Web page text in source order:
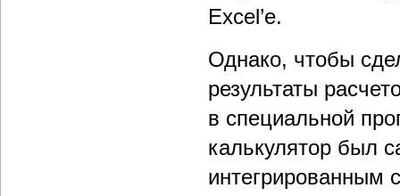
Excel’е.
Однако, чтобы
результаты
в специальной
калькулятор был
интегрированным